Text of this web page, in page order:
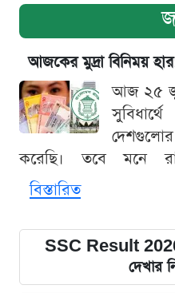
আজকের মুদ্রা বিনিময়
আজ ২৫
করেছি। তবে মনে
বিস্তারিত
SSC Result 2026:
দেখার